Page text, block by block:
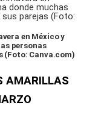
en México y
personas
(Foto: Canva.com)
AMARILLAS